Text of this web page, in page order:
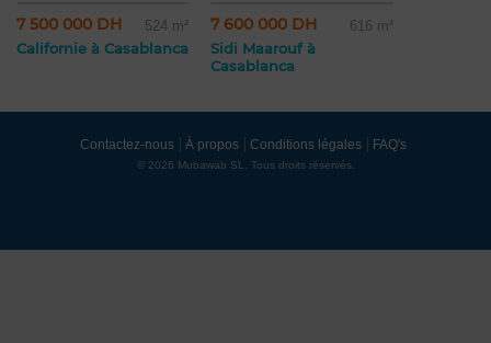
7 500 000 DH 524 m²
Californie à Casablanca
7 600 000 DH 616 m²
Sidi Maarouf à
Casablanca
Contactez-nous À propos Conditions légales FAQ's
© 2026 Mubawab SL. Tous droits réservés.